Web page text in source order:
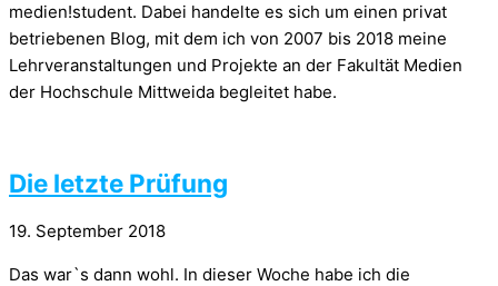
medien!student. Dabei handelte es sich um einen privat
betriebenen Blog, mit dem ich von 2007 bis 2018 meine
Lehrveranstaltungen und Projekte an der Fakultät Medien
der Hochschule Mittweida begleitet habe.
Die letzte Prüfung
19. September 2018
Das war`s dann wohl. In dieser Woche habe ich die